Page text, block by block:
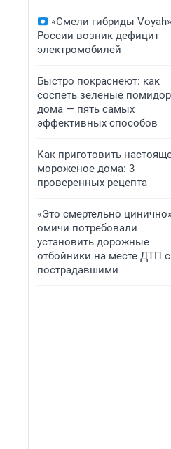
«Смели гибриды
России возник дефицит
электромобилей
Быстро покраснеют: как
соспеть зеленые
дома — пять самых
эффективных способов
Как приготовить
мороженое дома: 3
проверенных рецепта
«Это смертельно
омичи потребовали
установить дорожные
отбойники на месте ДТП
пострадавшими